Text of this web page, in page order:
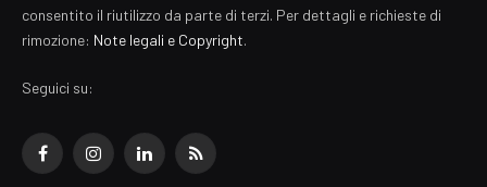
consentito il riutilizzo da parte di terzi. Per dettagli e richieste di
rimozione: Note legali e Copyright.
Seguici su:
FacebookInstagramLinkedInRSS